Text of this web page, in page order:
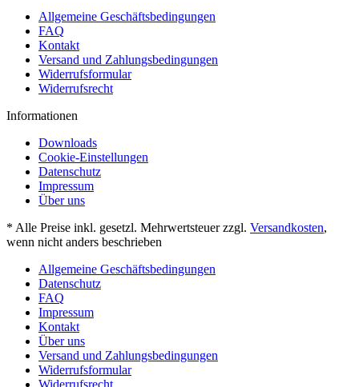
Allgemeine Geschäftsbedingungen
FAQ
Kontakt
Versand und Zahlungsbedingungen
Widerrufsformular
Widerrufsrecht
Informationen
Downloads
Cookie-Einstellungen
Datenschutz
Impressum
Über uns
* Alle Preise inkl. gesetzl. Mehrwertsteuer zzgl. Versandkosten,
wenn nicht anders beschrieben
Allgemeine Geschäftsbedingungen
Datenschutz
FAQ
Impressum
Kontakt
Über uns
Versand und Zahlungsbedingungen
Widerrufsformular
Widerrufsrecht